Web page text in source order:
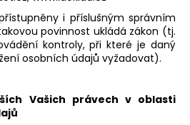
i příslušným správním
povinnost ukládá zákon (tj.
kontroly, při které je daný
osobních údajů vyžadovat).
Vašich právech v oblasti